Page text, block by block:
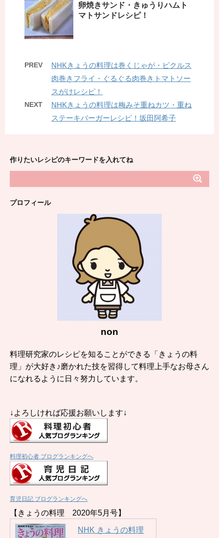
卵焼きサンド・きゅうりハムト
マトサンドレシピ！
PREV
NHKきょうの料理は巻くじゃが・ピクルス
肉巻きフライ・ぐるぐる肉巻きトマトソー
スがけレシピ！
NEXT
NHKきょうの料理は梅みそ重ねカツ・重ね
ステーキバーガーレシピ！坂田阿希子
作りたいレシピのキーワードを入れてね
プロフィール
non
料理研究家のレシピを知ることができる「きょうの料
理」が大好き♪磨かれた技を習得して料理上手なお母さん
になれるように日々努力しています。
↓よろしければ応援お願いします↓
料理初心者 ブログランキングへ
育児日記 ブログランキングへ
【きょうの料理 2020年5月号】
NHK きょうの料理